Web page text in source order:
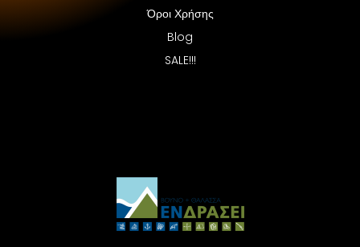
Όροι Χρήσης
Blog
SALE!!!